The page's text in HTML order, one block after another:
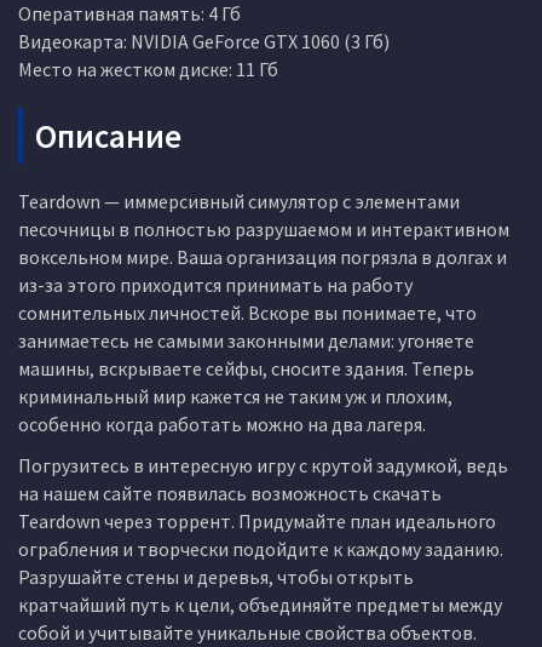
Оперативная память: 4 Гб
Видеокарта: NVIDIA GeForce GTX 1060 (3 Гб)
Место на жестком диске: 11 Гб
Описание
Teardown — иммерсивный симулятор с элементами
песочницы в полностью разрушаемом и интерактивном
воксельном мире. Ваша организация погрязла в долгах и
из-за этого приходится принимать на работу
сомнительных личностей. Вскоре вы понимаете, что
занимаетесь не самыми законными делами: угоняете
машины, вскрываете сейфы, сносите здания. Теперь
криминальный мир кажется не таким уж и плохим,
особенно когда работать можно на два лагеря.
Погрузитесь в интересную игру с крутой задумкой, ведь
на нашем сайте появилась возможность скачать
Teardown через торрент. Придумайте план идеального
ограбления и творчески подойдите к каждому заданию.
Разрушайте стены и деревья, чтобы открыть
кратчайший путь к цели, объединяйте предметы между
собой и учитывайте уникальные свойства объектов.